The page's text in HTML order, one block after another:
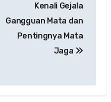
Kenali Gejala
Gangguan Mata dan
Pentingnya Mata
Jaga